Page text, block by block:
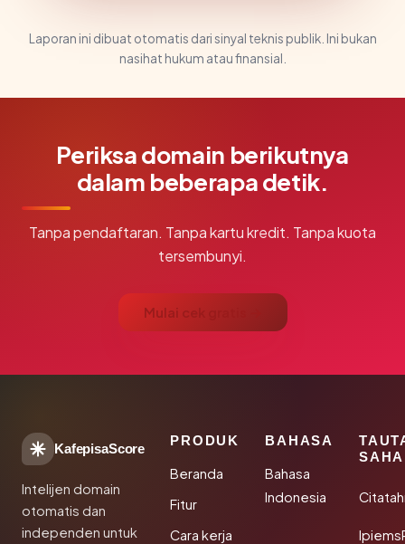
Laporan ini dibuat otomatis dari sinyal teknis publik. Ini bukan
nasihat hukum atau finansial.
Periksa domain berikutnya
dalam beberapa detik.
Tanpa pendaftaran. Tanpa kartu kredit. Tanpa kuota
tersembunyi.
Mulai cek gratis →
KafepisaScore
Intelijen domain
otomatis dan
independen untuk
PRODUK
Beranda
Fitur
Cara kerja
BAHASA
Bahasa
Indonesia